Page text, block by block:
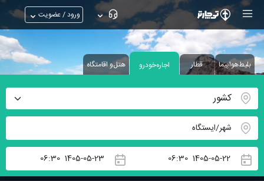
ورود / عضویت
بلیط‌هواپیما قطار اجاره‌خودرو هتل‌و اقامتگاه